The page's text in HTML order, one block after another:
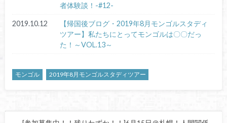
者体験談！-#12-
2019.10.12
【帰国後ブログ・2019年8月モンゴルスタディ
ツアー】私たちにとってモンゴルは〇〇だっ
た！～VOL.13～
モンゴル 2019年8月モンゴルスタディツアー